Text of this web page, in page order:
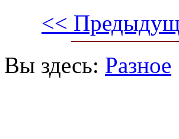
<<
Вы здесь: Разное